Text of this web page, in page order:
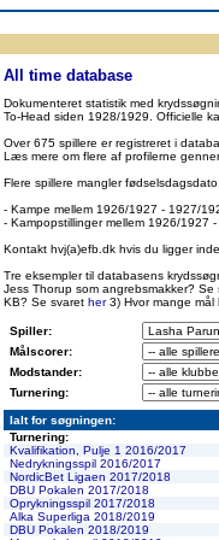
All time database
Dokumenteret statistik med
To-Head siden 1928/1929. Officielle
Over 675 spillere er registreret i
Læs mere om flere af profilerne
Flere spillere mangler
- Kampe mellem 1926/1927 - 1927/
- Kampopstillinger mellem 1926/1927
Kontakt hvj(a)efb.dk hvis du ligger
Tre eksempler til databasens
Jess Thorup som angrebsmakker? Se
KB? Se svaret her3) Hvor mange mål
Spiller:
Målscorer:
Modstander:
Turnering:
Ialt for søgningen:
Turnering:
Kvalifikation, Pulje 1 2016/2017
Nedrykningsspil 2016/2017
NordicBet Ligaen 2017/2018
DBU Pokalen 2017/2018
Oprykningsspil 2017/2018
Alka Superliga 2018/2019
DBU Pokalen 2018/2019